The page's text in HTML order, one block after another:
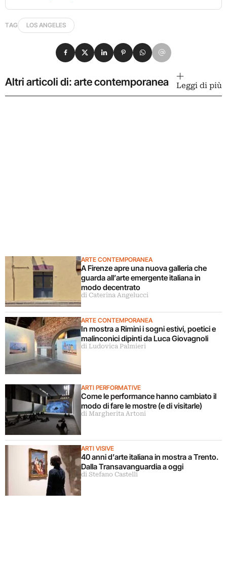
TAG LOS ANGELES
Condividi su Facebook
Condividi su X
Condividi su LinkedIn
Condividi su Pinterest
Condividi su WhatsApp
Condividi su Email
Altri articoli di: arte contemporanea Leggi di più
ARTE CONTEMPORANEA
A Firenze apre una nuova galleria che
guarda all’arte emergente italiana in
modo decentrato
di Caterina Angelucci
ARTE CONTEMPORANEA
In mostra a Rimini i sogni estivi, poetici e
malinconici dipinti da Luca Giovagnoli
di Ludovica Palmieri
ARTI PERFORMATIVE
Come le performance hanno cambiato il
modo di fare le mostre (e di visitarle)
di Margherita Artoni
ARTI VISIVE
40 anni d’arte italiana in mostra a Trento.
Dalla Transavanguardia a oggi
di Stefano Castelli